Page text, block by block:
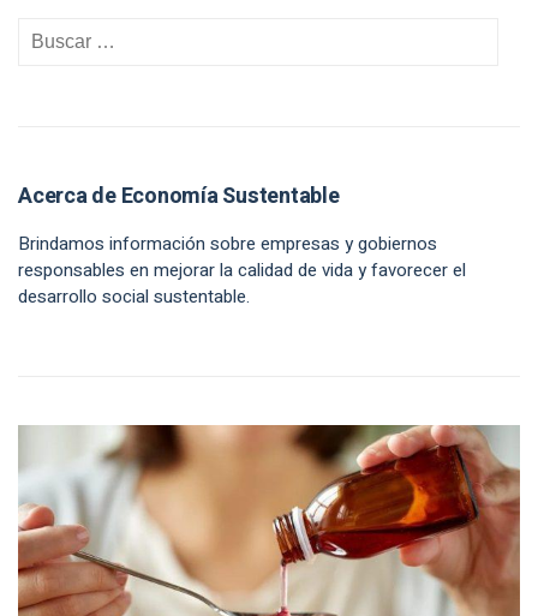
Acerca de Economía Sustentable
Brindamos información sobre empresas y gobiernos
responsables en mejorar la calidad de vida y favorecer el
desarrollo social sustentable.